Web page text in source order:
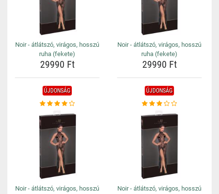
Noir - átlátszó, virágos, hosszú
ruha (fekete)
29990 Ft
Noir - átlátszó, virágos, hosszú
ruha (fekete)
29990 Ft
ÚJDONSÁG
Noir - átlátszó, virágos, hosszú
ÚJDONSÁG
Noir - átlátszó, virágos, hosszú